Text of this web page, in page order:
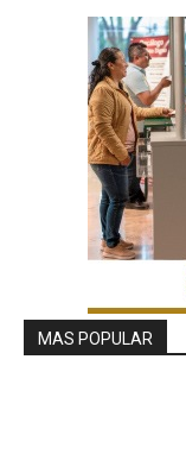
MAS POPULAR